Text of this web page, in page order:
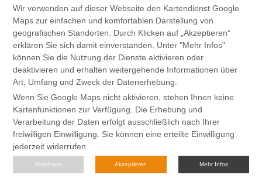
Wir verwenden auf dieser Webseite den Kartendienst Google
Maps zur einfachen und komfortablen Darstellung von
geografischen Standorten. Durch Klicken auf „Akzeptieren“
erklären Sie sich damit einverstanden. Unter "Mehr Infos"
können Sie die Nutzung der Dienste aktivieren oder
deaktivieren und erhalten weitergehende Informationen über
Art, Umfang und Zweck der Datenerhebung.
Wenn Sie Google Maps nicht aktivieren, stehen Ihnen keine
Kartenfunktionen zur Verfügung. Die Erhebung und
Verarbeitung der Daten erfolgt ausschließlich nach Ihrer
freiwilligen Einwilligung. Sie können eine erteilte Einwilligung
jederzeit widerrufen.
Ablehnen Akzeptieren Mehr Infos